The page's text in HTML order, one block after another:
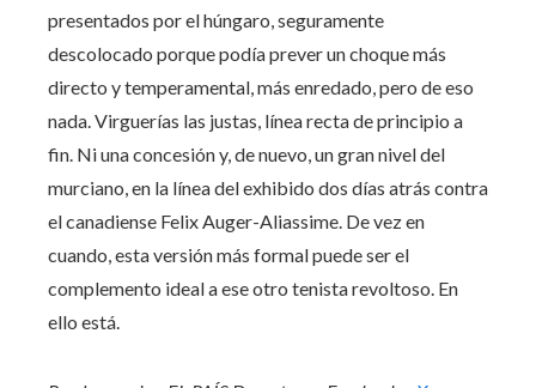
presentados por el húngaro, seguramente
descolocado porque podía prever un choque más
directo y temperamental, más enredado, pero de eso
nada. Virguerías las justas, línea recta de principio a
fin. Ni una concesión y, de nuevo, un gran nivel del
murciano, en la línea del exhibido dos días atrás contra
el canadiense Felix Auger-Aliassime. De vez en
cuando, esta versión más formal puede ser el
complemento ideal a ese otro tenista revoltoso. En
ello está.